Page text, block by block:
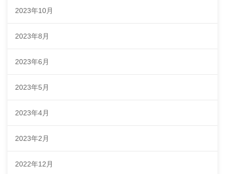
2023年10月
2023年8月
2023年6月
2023年5月
2023年4月
2023年2月
2022年12月